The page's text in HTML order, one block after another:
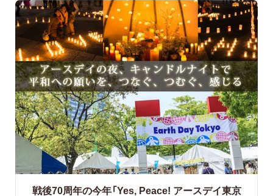
戦後70周年の今年「Yes, Peace! アースデイ東京